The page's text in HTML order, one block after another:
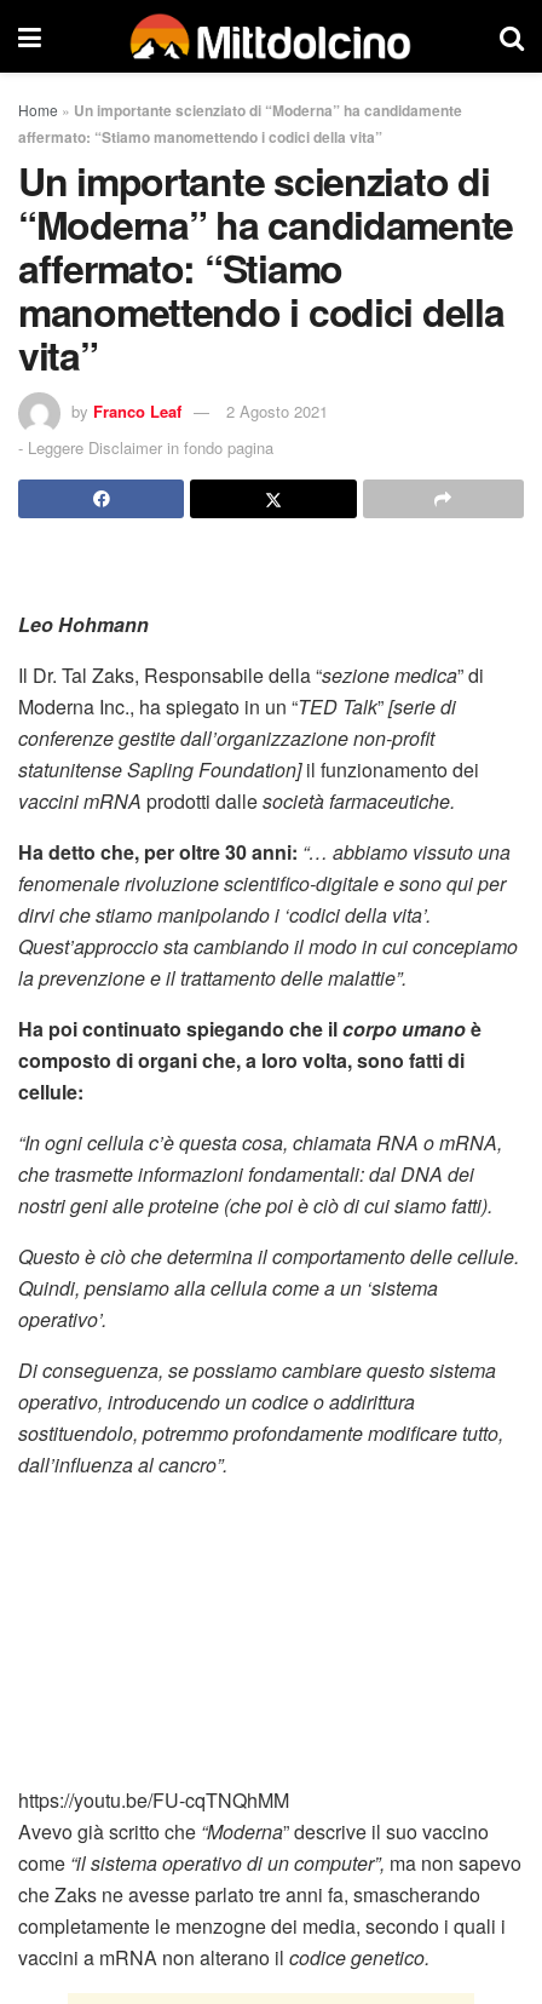
Home » Un importante scienziato di “Moderna” ha candidamente
affermato: “Stiamo manomettendo i codici della vita”
Un importante scienziato di
“Moderna” ha candidamente
affermato: “Stiamo
manomettendo i codici della
vita”
by Franco Leaf
2 Agosto 2021
- Leggere Disclaimer in fondo pagina
Leo Hohmann
Il Dr. Tal Zaks, Responsabile della “sezione medica” di
Moderna Inc., ha spiegato in un “TED Talk”[serie di
conferenze gestite dall’organizzazione non-profit
statunitense Sapling Foundation]il funzionamento dei
vaccini mRNA prodotti dallesocietà farmaceutiche.
Ha detto che, per oltre 30 anni: “… abbiamo vissuto una
fenomenale rivoluzione scientifico-digitale e sono qui per
dirvi che stiamo manipolando i ‘codici della vita’.
Quest’approccio sta cambiando il modo in cui concepiamo
la prevenzione e il trattamento delle malattie”.
Ha poi continuato spiegando che ilcorpo umanoè
composto di organi che, a loro volta, sono fatti di
cellule:
“In ogni cellula c’è questa cosa, chiamata RNA o mRNA,
che trasmette informazioni fondamentali: dal DNA dei
nostri geni alle proteine (che poi è ciò di cui siamo fatti).
Questo è ciò che determina il comportamento delle cellule.
Quindi, pensiamo alla cellula come a un ‘sistema
operativo’.
Di conseguenza, se possiamo cambiare questo sistema
operativo, introducendo un codice o addirittura
sostituendolo, potremmo profondamente modificare tutto,
dall’influenza al cancro”.
https://youtu.be/FU-cqTNQhMM
Avevo già scritto che “Moderna” descrive il suo vaccino
come “il sistema operativo di un computer”, ma non sapevo
che Zaks ne avesse parlato tre anni fa, smascherando
completamente le menzogne dei media, secondo i quali i
vaccini a mRNA non alterano il codice genetico.